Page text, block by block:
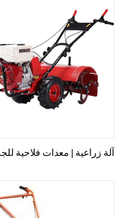
آلة زراعية | معدات فلاحية